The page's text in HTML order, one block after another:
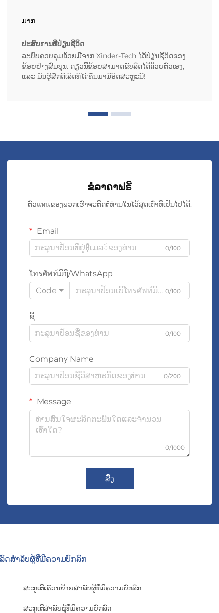
ມາກ
ປະສົບການທີ່ປ່ຽນຊີວິດ
ລະບົບຄວບຄຸມດ້ວຍມືຈາກ Xinder-Tech ໄດ້ປ່ຽນຊີວິດຂອງ
ຂ້ອຍຢ່າງສົມບູນ. ດຽວນີ້ຂ້ອຍສາມາດຂັບລົດໄດ້ດ້ວຍຕົວເອງ,
ແລະ ມັນຮູ້ສຶກດີເລີດທີ່ໄດ້ຄືນມາມີອິດສະຫຼະນີ້!
ຂໍລາຄາຟຣີ
ຕົວแทนຂອງພວກເຮົາຈະຕິດຕໍ່ທ່ານໃນໄວ້ສຸດເທົ່າທີ່ເປັນໄປໄດ້.
Email
0/100
ໂทรศัพท์ມືຖື/WhatsApp
Code
0/100
ຊື່
0/100
Company Name
0/200
Message
0/1000
ສົ່ງ
ລົດສຳລັບຜູ້ທີ່ມີຄວາມບົກລົກ
ສະກູເຕີເຄື່ອນຍ້າຍສຳລັບຜູ້ທີ່ມີຄວາມບົກລົກ
ສະກູເຕີສຳລັບຜູ້ທີ່ມີຄວາມບົກລົກ